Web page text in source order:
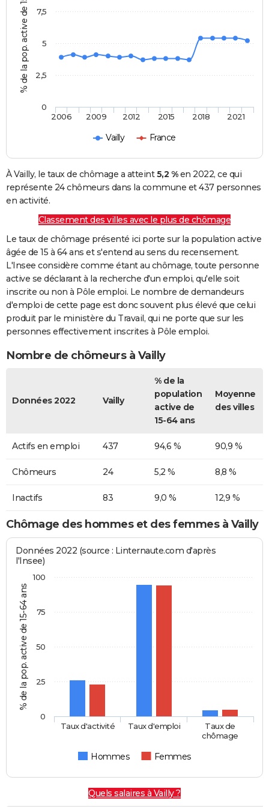
% de la pop. active de 15 - 64 ans
Vailly France
2006 2009 2012 2015 2018 2021
0
2,5
5
7,5
À Vailly, le taux de chômage a atteint5,2 %en 2022, ce qui
représente 24 chômeurs dans la commune et 437 personnes
en activité.
Classement des villes avec le plus de chômage
Le taux de chômage présenté ici porte sur la population active
âgée de 15 à 64 ans et s'entend au sens du recensement.
L'Insee considère comme étant au chômage, toute personne
active se déclarant à la recherche d'un emploi, qu'elle soit
inscrite ou non à Pôle emploi. Le nombre de demandeurs
d'emploi de cette page est donc souvent plus élevé que celui
produit par le ministère du Travail, qui ne porte que sur les
personnes effectivement inscrites à Pôle emploi.
Nombre de chômeurs à Vailly
Données 2022 Vailly
% de la
population
active de
15-64 ans
Moyenne
des villes
Actifs en emploi 437 94,6 % 90,9 %
Chômeurs 24 5,2 % 8,8 %
Inactifs 83 9,0 % 12,9 %
Chômage des hommes et des femmes à Vailly
% de la pop. active de 15-64 ans
Données 2022 (source : Linternaute.com d'après
l'Insee)
Hommes Femmes
Taux d'activité Taux d'emploi
Taux de
chômage
0
25
50
75
100
Quels salaires à Vailly ?